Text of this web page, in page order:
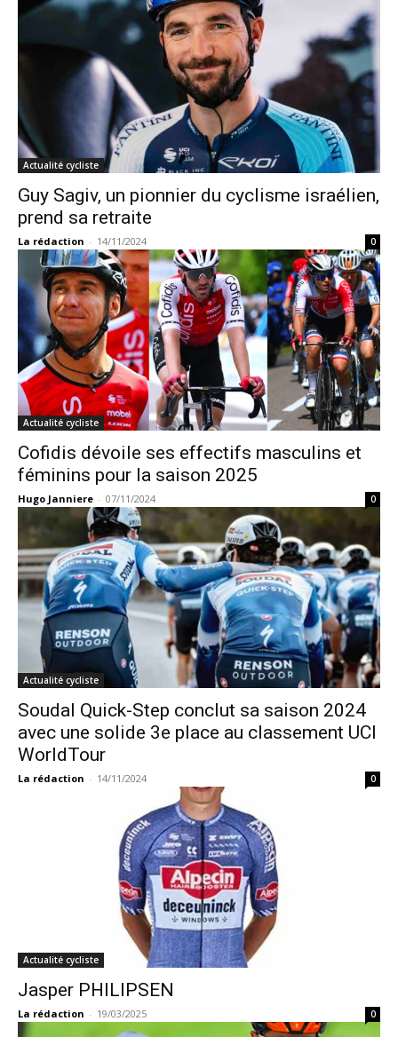
Actualité cycliste
Guy Sagiv, un pionnier du cyclisme israélien,
prend sa retraite
La rédaction - 14/11/2024 0
Actualité cycliste
Cofidis dévoile ses effectifs masculins et
féminins pour la saison 2025
Hugo Janniere - 07/11/2024 0
Actualité cycliste
Soudal Quick-Step conclut sa saison 2024
avec une solide 3e place au classement UCI
WorldTour
La rédaction - 14/11/2024 0
Actualité cycliste
Jasper PHILIPSEN
La rédaction - 19/03/2025 0